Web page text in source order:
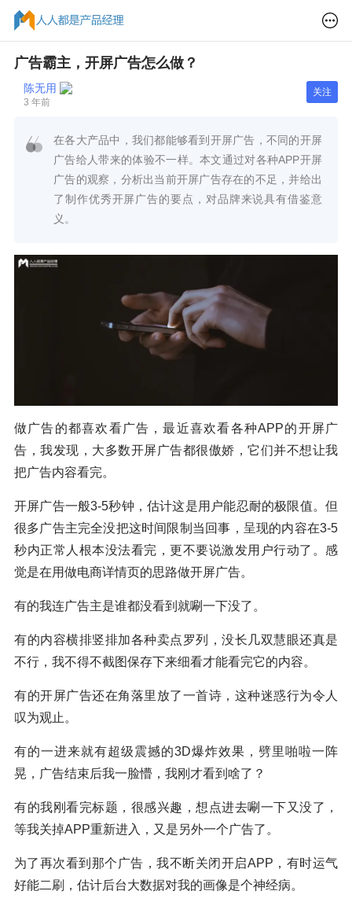
广告霸主，开屏广告怎么做？
陈无用
3 年前
关注
在各大产品中，我们都能够看到开屏广告，不同的开屏
广告给人带来的体验不一样。本文通过对各种APP开屏
广告的观察，分析出当前开屏广告存在的不足，并给出
了制作优秀开屏广告的要点，对品牌来说具有借鉴意
义。
做广告的都喜欢看广告，最近喜欢看各种APP的开屏广
告，我发现，大多数开屏广告都很傲娇，它们并不想让我
把广告内容看完。
开屏广告一般3-5秒钟，估计这是用户能忍耐的极限值。但
很多广告主完全没把这时间限制当回事，呈现的内容在3-5
秒内正常人根本没法看完，更不要说激发用户行动了。感
觉是在用做电商详情页的思路做开屏广告。
有的我连广告主是谁都没看到就唰一下没了。
有的内容横排竖排加各种卖点罗列，没长几双慧眼还真是
不行，我不得不截图保存下来细看才能看完它的内容。
有的开屏广告还在角落里放了一首诗，这种迷惑行为令人
叹为观止。
有的一进来就有超级震撼的3D爆炸效果，劈里啪啦一阵
晃，广告结束后我一脸懵，我刚才看到啥了？
有的我刚看完标题，很感兴趣，想点进去唰一下又没了，
等我关掉APP重新进入，又是另外一个广告了。
为了再次看到那个广告，我不断关闭开启APP，有时运气
好能二刷，估计后台大数据对我的画像是个神经病。